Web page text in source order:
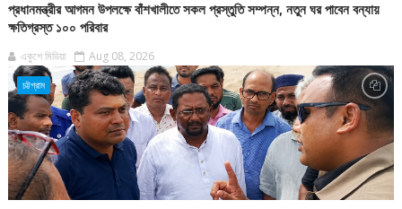
প্রধানমন্ত্রীর আগমন উপলক্ষে বাঁশখালীতে সকল প্রস্তুতি সম্পন্ন, নতুন ঘর পাবেন বন্যায়
ক্ষতিগ্রস্ত ১০০ পরিবার
একুশে মিডিয়া Aug 08, 2026
চট্টগ্রাম